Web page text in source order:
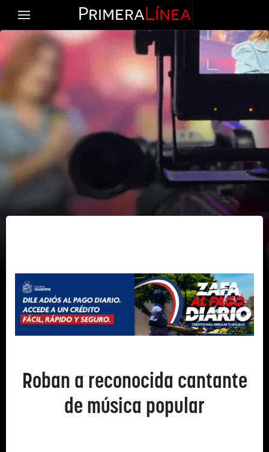
PrimeraLínea
Roban a reconocida cantante
de música popular